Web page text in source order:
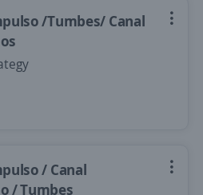
/Tumbes/ Canal
/ Canal
/ Tumbes